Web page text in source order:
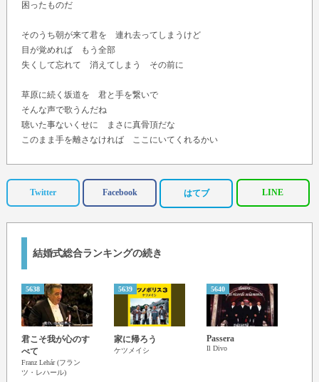
困ったものだ
そのうち朝が来て君を 連れ去ってしまうけど
目が覚めれば もう全部
失くして忘れて 消えてしまう その前に
草原に続く坂道を 君と手を繋いで
そんな声で歌うんだね
聴いた事ないくせに まさに真骨頂だな
このまま手を離さなければ ここにいてくれるかい
Twitter Facebook はてブ LINE
結婚式総合ランキングの続き
5638
君こそ我が心のす
べて
Franz Lehár (フラン
ツ・レハール)
5639
家に帰ろう
ケツメイシ
5640
Passera
Il Divo